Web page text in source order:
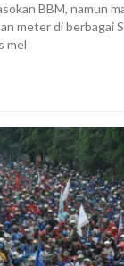
BBM, namun
meter di berbagai
mel